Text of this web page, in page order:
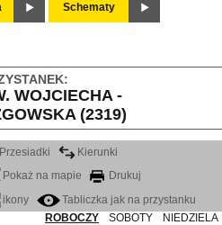
Schematy
WOJCIECHA -
(2319)
Przesiadki
Kierunki
Pokaż na mapie
Drukuj
ikony
Tabliczka jak na przystanku
ROBOCZY
SOBOTY
NIEDZIELA